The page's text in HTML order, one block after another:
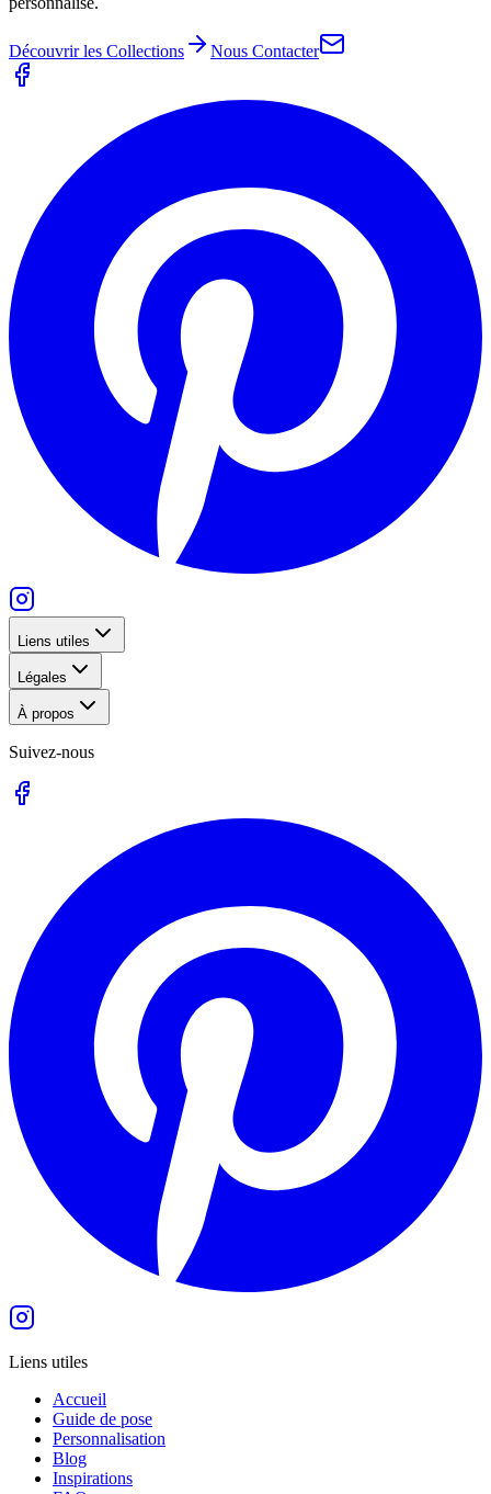
Découvrir les Collections Nous Contacter
Liens utiles
Légales
À propos
Suivez-nous
Liens utiles
Accueil
Guide de pose
Personnalisation
Blog
Inspirations